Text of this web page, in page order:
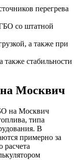
перегрева
со штатной
а также при
также стабильности
Москвич
на Москвич
типа
В
примерно за
расчета